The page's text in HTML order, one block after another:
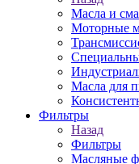
Масла и
Моторные
Масла для
Фильтры
Назад
Фильтры
Масляные